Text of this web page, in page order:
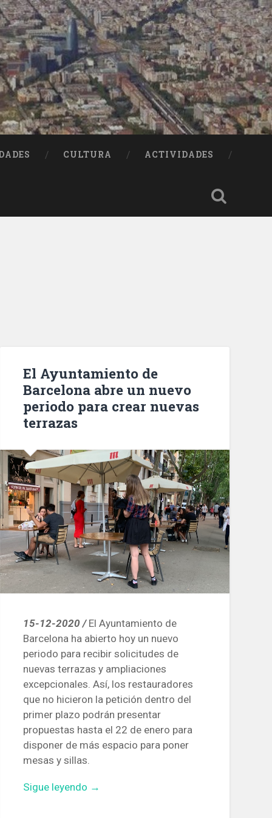
CULTURA ACTIVIDADES
El Ayuntamiento de
Barcelona abre un nuevo
periodo para crear nuevas
terrazas
15-12-2020 / El Ayuntamiento de
Barcelona ha abierto hoy un nuevo
periodo para recibir solicitudes de
nuevas terrazas y ampliaciones
excepcionales. Así, los restauradores
que no hicieron la petición dentro del
primer plazo podrán presentar
propuestas hasta el 22 de enero para
disponer de más espacio para poner
mesas y sillas.
Sigue leyendo «El
→